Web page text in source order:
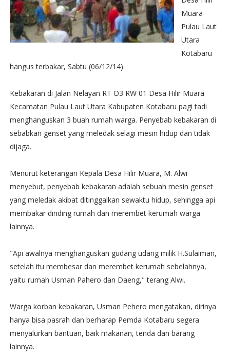
Muara
Pulau Laut
Utara
Kotabaru
hangus terbakar, Sabtu (06/12/14).
Kebakaran di Jalan Nelayan RT O3 RW 01 Desa Hilir Muara
Kecamatan Pulau Laut Utara Kabupaten Kotabaru pagi tadi
menghanguskan 3 buah rumah warga. Penyebab kebakaran di
sebabkan genset yang meledak selagi mesin hidup dan tidak
dijaga.
Menurut keterangan Kepala Desa Hilir Muara, M. Alwi
menyebut, penyebab kebakaran adalah sebuah mesin genset
yang meledak akibat ditinggalkan sewaktu hidup, sehingga api
membakar dinding rumah dan merembet kerumah warga
lainnya.
"Api awalnya menghanguskan gudang udang milik H.Sulaiman‎,
setelah itu membesar dan merembet kerumah sebelahnya,
yaitu rumah Usman Pahero dan Daeng," terang Alwi.
Warga korban kebakaran, Usman Pehero mengatakan, dirinya
hanya bisa pasrah dan berharap Pemda Kotabaru segera
menyalurkan bantuan, baik makanan, tenda dan barang
lainnya.